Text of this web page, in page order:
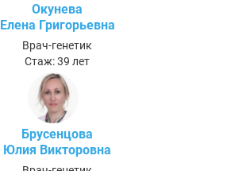
Окунева
Елена Григорьевна
Врач-генетик
Стаж: 39 лет
Брусенцова
Юлия Викторовна